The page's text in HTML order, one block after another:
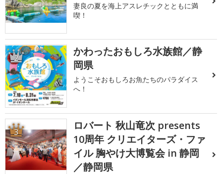
妻良の夏を海上アスレチックとともに満
喫！
2
かわったおもしろ水族館／静
岡県
ようこそおもしろお魚たちのパラダイス
へ！
3
ロバート 秋山竜次 presents
10周年 クリエイターズ・ファ
イル 胸やけ大博覧会 in 静岡
／静岡県